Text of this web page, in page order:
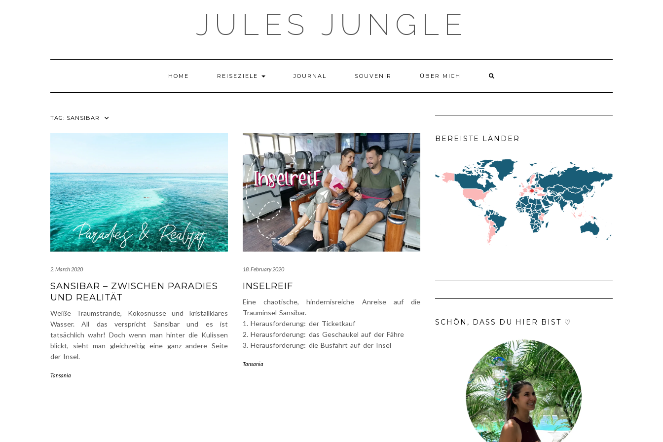
JULES JUNGLE
HOME REISEZIELE JOURNAL SOUVENIR ÜBER MICH
TAG: SANSIBAR
2. March 2020
SANSIBAR – ZWISCHEN PARADIES
UND REALITÄT
Weiße Traumstrände, Kokosnüsse und kristallklares
Wasser. All das verspricht Sansibar und es ist
tatsächlich wahr! Doch wenn man hinter die Kulissen
blickt, sieht man gleichzeitig eine ganz andere Seite
der Insel.
Tansania
18. February 2020
INSELREIF
Eine chaotische, hindernisreiche Anreise auf die
Trauminsel Sansibar.
1. Herausforderung: der Ticketkauf
2. Herausforderung: das Geschaukel auf der Fähre
3. Herausforderung: die Busfahrt auf der Insel
Tansania
BEREISTE LÄNDER
SCHÖN, DASS DU HIER BIST ♡